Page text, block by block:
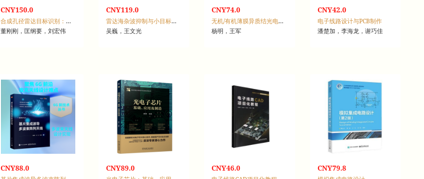
CNY150.0
合成孔径雷达目标识别：从经验建模走向深度学习
董刚刚，匡纲要，刘宏伟
CNY119.0
雷达海杂波抑制与小目标探测技术
吴巍，王文光
CNY74.0
无机/有机薄膜异质结光电探测器制备及性能研究
杨明，王军
CNY42.0
电子线路设计与PCB制作
潘楚加，李海龙，谢巧佳
CNY88.0 CNY89.0 CNY46.0 CNY79.8